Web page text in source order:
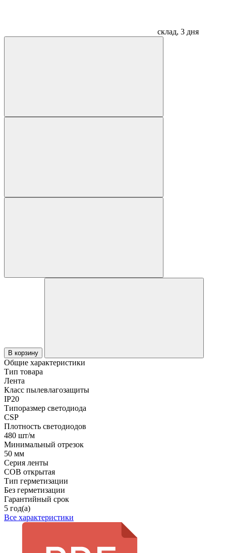
склад, 3 дня
В корзину
Общие характеристики
Тип товара
Лента
Класс пылевлагозащиты
IP20
Типоразмер светодиода
CSP
Плотность светодиодов
480 шт/м
Минимальный отрезок
50 мм
Серия ленты
COB открытая
Тип герметизации
Без герметизации
Гарантийный срок
5 год(а)
Все характеристики